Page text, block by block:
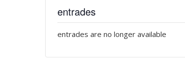
entrades
entrades are no longer available